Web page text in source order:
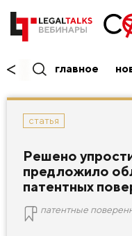
главное
статья
Решено
предложило
патентных
патентные